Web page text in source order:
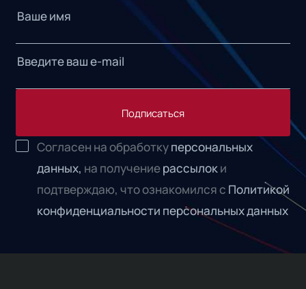
Подписаться
Согласен на обработкуперсональных
данных, на получениерассылоки
подтверждаю, что ознакомился с Политикой
конфиденциальности персональных данных